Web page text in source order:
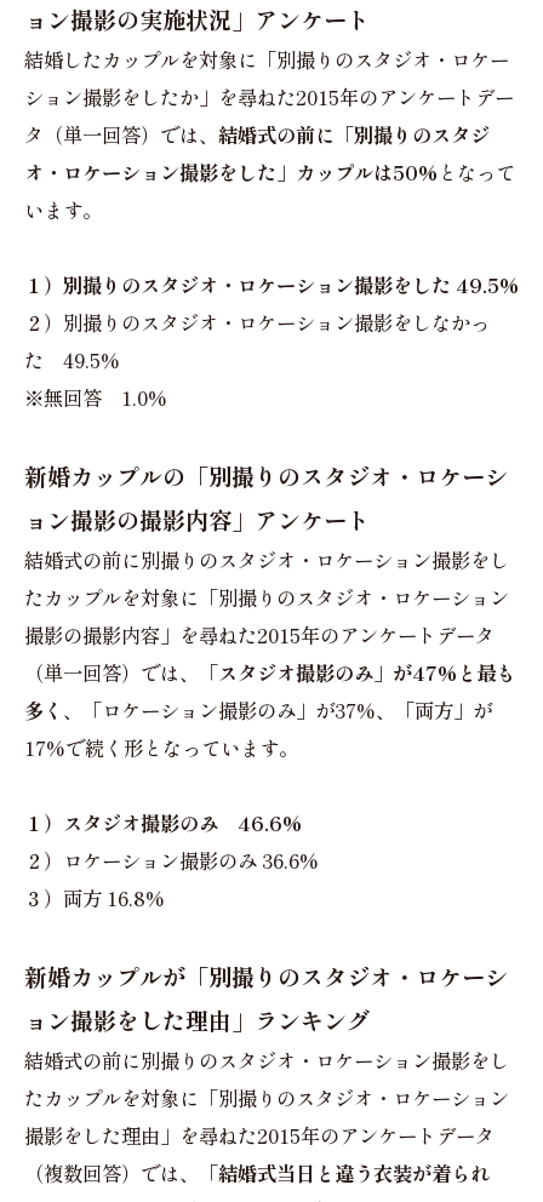
ョン撮影の実施状況」アンケート
結婚したカップルを対象に「別撮りのスタジオ・ロケー
ション撮影をしたか」を尋ねた2015年のアンケートデー
タ（単一回答）では、 結婚式の前に「別撮りのスタジ
オ・ロケーション撮影をした」カップルは50% となって
います。
１）別撮りのスタジオ・ロケーション撮影をした 49.5%
２）別撮りのスタジオ・ロケーション撮影をしなかっ
た 49.5%
※無回答 1.0%
新婚カップルの「別撮りのスタジオ・ロケーシ
ョン撮影の撮影内容」アンケート
結婚式の前に別撮りのスタジオ・ロケーション撮影をし
たカップルを対象に「別撮りのスタジオ・ロケーション
撮影の撮影内容」を尋ねた2015年のアンケートデータ
（単一回答）では、
「スタジオ撮影のみ」が47%と最も
多く 、「ロケーション撮影のみ」が37%、「両方」が
17%で続く形となっています。
１）スタジオ撮影のみ 46.6%
２）ロケーション撮影のみ 36.6%
３）両方 16.8%
新婚カップルが「別撮りのスタジオ・ロケーシ
ョン撮影をした理由」ランキング
結婚式の前に別撮りのスタジオ・ロケーション撮影をし
たカップルを対象に「別撮りのスタジオ・ロケーション
撮影をした理由」を尋ねた2015年のアンケートデータ
（複数回答）では、
「結婚式当日と違う衣装が着られ